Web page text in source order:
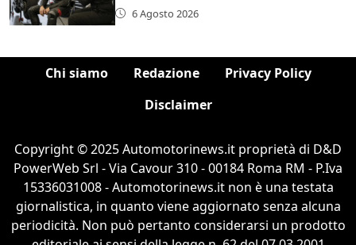
6 Agosto 2026
Chi siamo Redazione
Privacy Policy
Disclaimer
Copyright © 2025 Automotorinews.it proprietà di D&D
PowerWeb Srl - Via Cavour 310 - 00184 Roma RM - P.Iva
15336031008 - Automotorinews.it non è una testata
giornalistica, in quanto viene aggiornato senza alcuna
periodicità. Non può pertanto considerarsi un prodotto